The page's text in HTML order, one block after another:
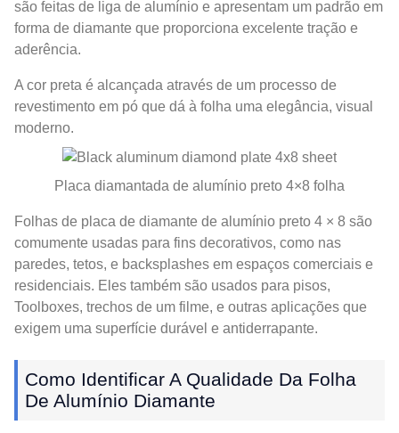
são feitas de liga de alumínio e apresentam um padrão em
forma de diamante que proporciona excelente tração e
aderência.
A cor preta é alcançada através de um processo de
revestimento em pó que dá à folha uma elegância, visual
moderno.
Placa diamantada de alumínio preto 4×8 folha
Folhas de placa de diamante de alumínio preto 4 × 8 são
comumente usadas para fins decorativos, como nas
paredes, tetos, e backsplashes em espaços comerciais e
residenciais. Eles também são usados para pisos,
Toolboxes, trechos de um filme, e outras aplicações que
exigem uma superfície durável e antiderrapante.
Como Identificar A Qualidade Da Folha
De Alumínio Diamante